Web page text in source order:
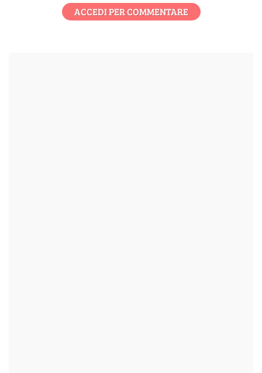
ACCEDI PER COMMENTARE